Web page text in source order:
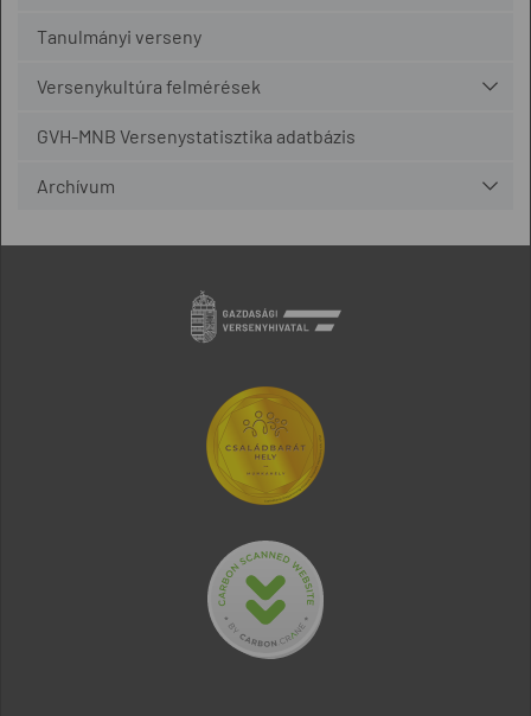
Tanulmányi verseny
Versenykultúra felmérések
GVH-MNB Versenystatisztika adatbázis
Archívum